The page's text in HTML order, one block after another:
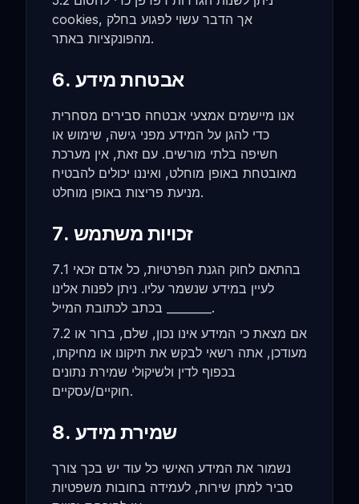
cookies, אך הדבר עשוי לפגוע בחלק
מהפונקציות באתר.
6. אבטחת מידע
אנו מיישמים אמצעי אבטחה סבירים מסחרית
כדי להגן על המידע מפני גישה, שימוש או
חשיפה בלתי מורשים. עם זאת, אין מערכת
מאובטחת באופן מוחלט, ואיננו יכולים להבטיח
מניעת פריצות באופן מוחלט.
7. זכויות משתמש
7.1 בהתאם לחוק הגנת הפרטיות, כל אדם זכאי
לעיין במידע שנשמר עליו. ניתן לפנות אלינו
בכתב לכתובת המייל ________.
7.2 אם מצאת כי המידע אינו נכון, שלם, ברור או
מעודכן, אתה רשאי לבקש את תיקונו או מחיקתו,
בכפוף לדין ולשיקולי שמירת נתונים
חוקיים/עסקיים.
8. שמירת מידע
נשמור את המידע האישי כל עוד יש בכך צורך
סביר למתן שירות, לעמידה בחובות משפטיות